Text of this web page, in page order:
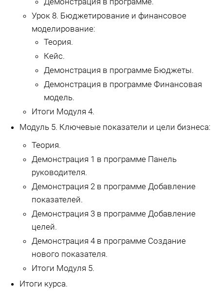
Урок 8. Бюджетирование и финансовое
моделирование:
Теория.
Кейс.
Демонстрация в программе Бюджеты.
Демонстрация в программе Финансовая
модель.
Итоги Модуля 4.
Модуль 5. Ключевые показатели и цели бизнеса:
Теория.
Демонстрация 1 в программе Панель
руководителя.
Демонстрация 2 в программе Добавление
показателей.
Демонстрация 3 в программе Добавление
целей.
Демонстрация 4 в программе Создание
нового показателя.
Итоги Модуля 5.
Итоги курса.